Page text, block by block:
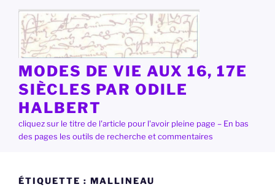
contenu
principal
MODES DE VIE AUX 16, 17E
SIÈCLES PAR ODILE
HALBERT
cliquez sur le titre de l'article pour l'avoir pleine page – En bas
des pages les outils de recherche et commentaires
ÉTIQUETTE : MALLINEAU